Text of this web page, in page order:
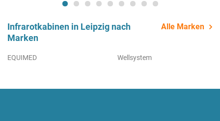
Infrarotkabinen in Leipzig nach
Marken
Alle Marken
EQUIMED Wellsystem